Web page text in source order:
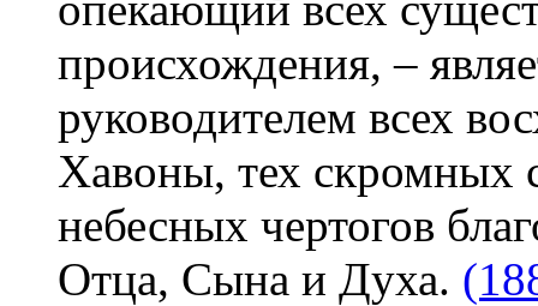
происхождения, –
руководителем всех
Хавоны, тех скромных
небесных чертогов
Отца, Сына и Духа.